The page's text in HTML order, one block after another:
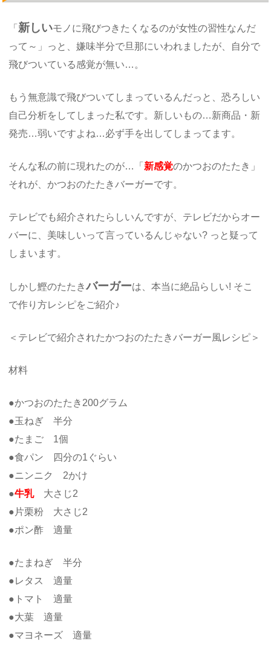
「 新しいモノに飛びつきたくなるのが女性の習性なんだ
って～」っと、嫌味半分で旦那にいわれましたが、自分で
飛びついている感覚が無い…。
もう無意識で飛びついてしまっているんだっと、恐ろしい
自己分析をしてしまった私です。新しいもの…新商品・新
発売…弱いですよね…必ず手を出してしまってます。
そんな私の前に現れたのが…「 新感覚のかつおのたたき」
それが、かつおのたたきバーガーです。
テレビでも紹介されたらしいんですが、テレビだからオー
バーに、美味しいって言っているんじゃない? っと疑って
しまいます。
しかし鰹のたたきバーガーは、本当に絶品らしい! そこ
で作り方レシピをご紹介♪
＜テレビで紹介されたかつおのたたきバーガー風レシピ＞
材料
●かつおのたたき200グラム
●玉ねぎ 半分
●たまご 1個
●食パン 四分の1ぐらい
●ニンニク 2かけ
●牛乳大さじ2
●片栗粉 大さじ2
●ポン酢 適量
●たまねぎ 半分
●レタス 適量
●トマト 適量
●大葉 適量
●マヨネーズ 適量